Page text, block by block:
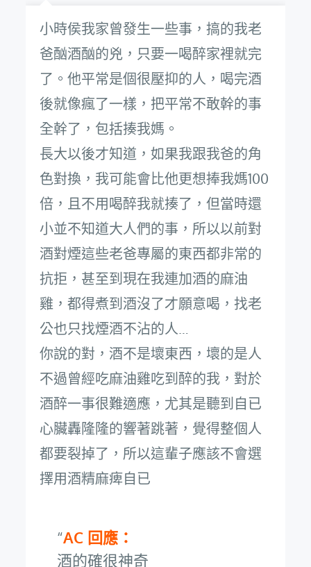
小時侯我家曾發生一些事，搞的我老
爸酗酒酗的兇，只要一喝醉家裡就完
了。他平常是個很壓抑的人，喝完酒
後就像瘋了一樣，把平常不敢幹的事
全幹了，包括揍我媽。
長大以後才知道，如果我跟我爸的角
色對換，我可能會比他更想捧我媽100
倍，且不用喝醉我就揍了，但當時還
小並不知道大人們的事，所以以前對
酒對煙這些老爸專屬的東西都非常的
抗拒，甚至到現在我連加酒的麻油
雞，都得煮到酒沒了才願意喝，找老
公也只找煙酒不沾的人…
你說的對，酒不是壞東西，壞的是人
不過曾經吃麻油雞吃到醉的我，對於
酒醉一事很難適應，尤其是聽到自已
心臟轟隆隆的響著跳著，覺得整個人
都要裂掉了，所以這輩子應該不會選
擇用酒精麻痺自已
AC 回應：
酒的確很神奇